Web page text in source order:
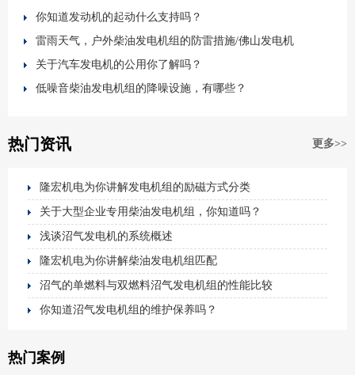
你知道发动机的起动什么支持吗？
雷雨天气，户外柴油发电机组的防雷措施/佛山发电机
关于汽车发电机的公用你了解吗？
低噪音柴油发电机组的降噪设施，有哪些？
热门资讯 更多>>
隆宏机电为你讲解发电机组的励磁方式分类
关于大型企业专用柴油发电机组，你知道吗？
浅谈沼气发电机的系统概述
隆宏机电为你讲解柴油发电机组匹配
沼气的单燃料与双燃料沼气发电机组的性能比较
你知道沼气发电机组的维护保养吗？
热门案例